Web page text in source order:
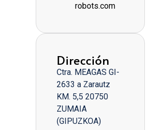
robots.com
Dirección
Ctra. MEAGAS GI-
2633 a Zarautz
KM. 5,5 20750
ZUMAIA
(GIPUZKOA)